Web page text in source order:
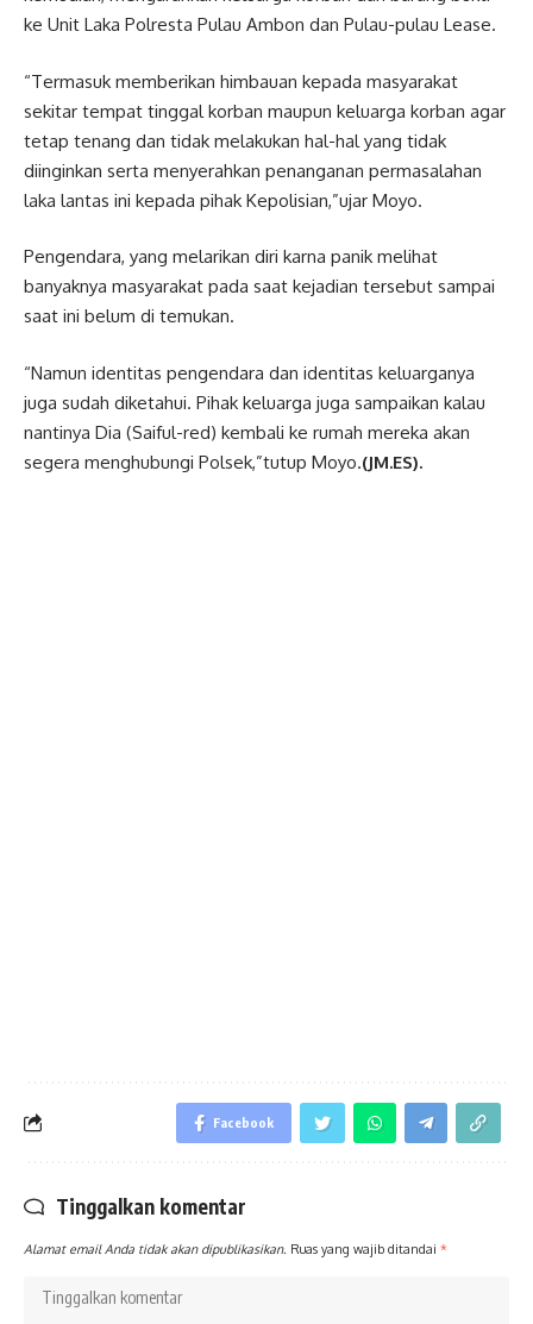
ke Unit Laka Polresta Pulau Ambon dan Pulau-pulau Lease.
“Termasuk memberikan himbauan kepada masyarakat
sekitar tempat tinggal korban maupun keluarga korban agar
tetap tenang dan tidak melakukan hal-hal yang tidak
diinginkan serta menyerahkan penanganan permasalahan
laka lantas ini kepada pihak Kepolisian,”ujar Moyo.
Pengendara, yang melarikan diri karna panik melihat
banyaknya masyarakat pada saat kejadian tersebut sampai
saat ini belum di temukan.
“Namun identitas pengendara dan identitas keluarganya
juga sudah diketahui. Pihak keluarga juga sampaikan kalau
nantinya Dia (Saiful-red) kembali ke rumah mereka akan
segera menghubungi Polsek,”tutup Moyo.(JM.ES).
Facebook
Tinggalkan komentar
Alamat email Anda tidak akan dipublikasikan. Ruas yang wajib ditandai *